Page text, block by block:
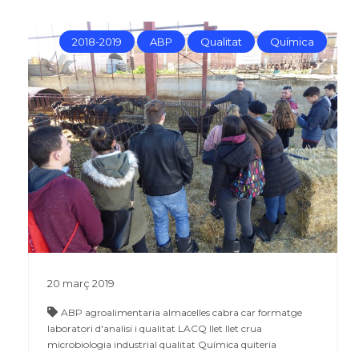
2018-2019 ABP Qualitat Química
20 març 2019
ABP agroalimentaria almacelles cabra car formatge
laboratori d'analisi i qualitat LACQ llet llet crua
microbiologia industrial qualitat Química quiteria